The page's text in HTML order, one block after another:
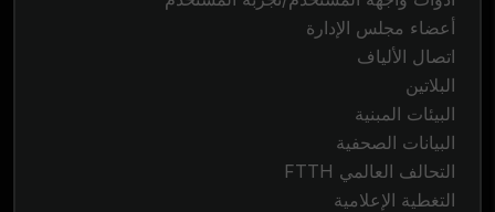
أعضاء مجلس الإدارة
اتصال الألياف
البلاتين
البيئات المبنية
البيانات الصحفية
التحالف العالمي FTTH
التغطية الإعلامية